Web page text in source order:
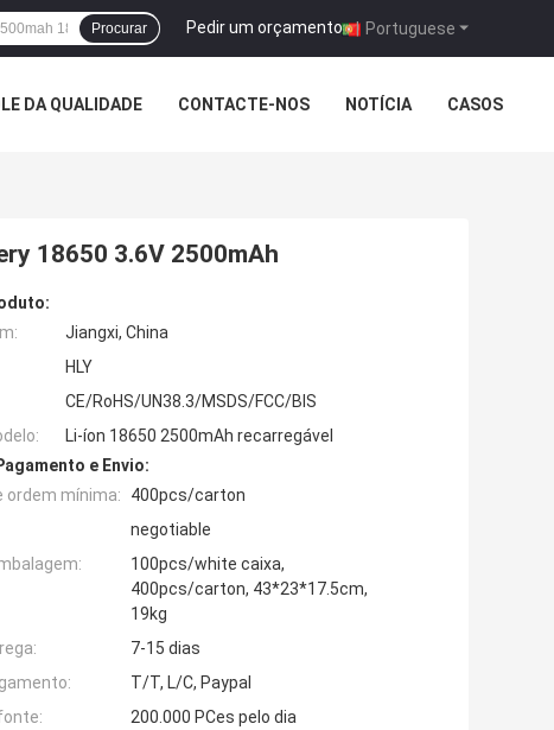
Portuguese
Pedir um orçamento |
Procurar
DA QUALIDADE CONTACTE-NOS NOTÍCIA CASOS
18650 3.6V 2500mAh
Jiangxi, China
HLY
CE/RoHS/UN38.3/MSDS/FCC/BIS
Li-íon 18650 2500mAh recarregável
e Envio:
ordem mínima:
400pcs/carton
negotiable
100pcs/white caixa,
400pcs/carton, 43*23*17.5cm,
19kg
7-15 dias
T/T, L/C, Paypal
200.000 PCes pelo dia